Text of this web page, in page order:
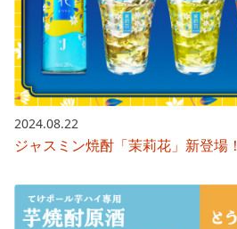
2024.08.22
ジャスミン焼酎「茉莉花」新登場！